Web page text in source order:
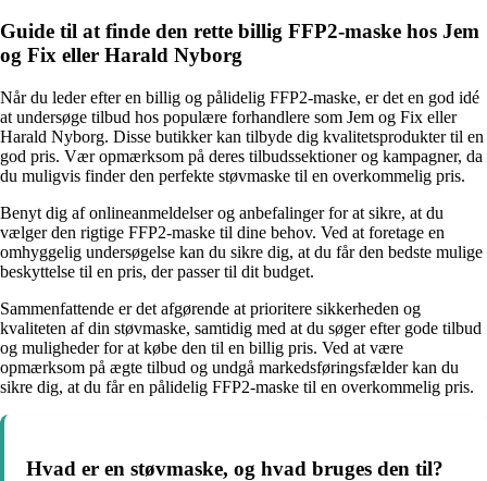
Guide til at finde den rette billig FFP2-maske hos Jem
og Fix eller Harald Nyborg
Når du leder efter en billig og pålidelig FFP2-maske, er det en god idé
at undersøge tilbud hos populære forhandlere som Jem og Fix eller
Harald Nyborg. Disse butikker kan tilbyde dig kvalitetsprodukter til en
god pris. Vær opmærksom på deres tilbudssektioner og kampagner, da
du muligvis finder den perfekte støvmaske til en overkommelig pris.
Benyt dig af onlineanmeldelser og anbefalinger for at sikre, at du
vælger den rigtige FFP2-maske til dine behov. Ved at foretage en
omhyggelig undersøgelse kan du sikre dig, at du får den bedste mulige
beskyttelse til en pris, der passer til dit budget.
Sammenfattende er det afgørende at prioritere sikkerheden og
kvaliteten af din støvmaske, samtidig med at du søger efter gode tilbud
og muligheder for at købe den til en billig pris. Ved at være
opmærksom på ægte tilbud og undgå markedsføringsfælder kan du
sikre dig, at du får en pålidelig FFP2-maske til en overkommelig pris.
Hvad er en støvmaske, og hvad bruges den til?